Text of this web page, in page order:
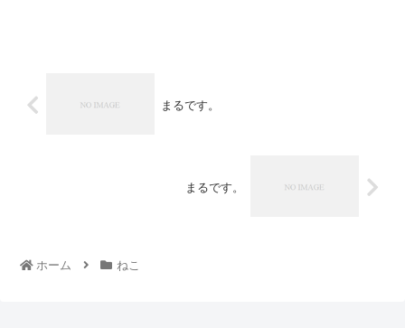
まるです。
まるです。
ホーム ねこ